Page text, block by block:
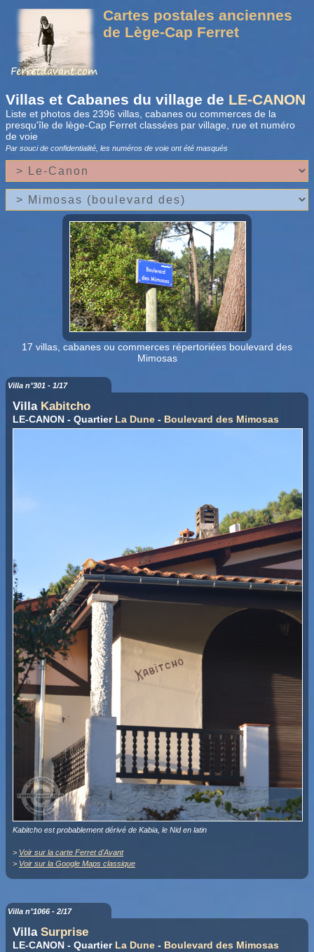
Cartes postales anciennes
de Lège-Cap Ferret
Villas et Cabanes du village de LE-CANON
Liste et photos des 2396 villas, cabanes ou commerces de la
presqu'île de lège-Cap Ferret classées par village, rue et numéro
de voie
Par souci de confidentialité, les numéros de voie ont été masqués
17 villas, cabanes ou commerces répertoriées boulevard des
Mimosas
Villa n°301 - 1/17
Villa Kabitcho
LE-CANON - Quartier La Dune - Boulevard des Mimosas
Kabitcho est probablement dérivé de Kabia, le Nid en latin
> Voir sur la carte Ferret d'Avant
> Voir sur la Google Maps classique
Villa n°1066 - 2/17
Villa Surprise
LE-CANON - Quartier La Dune - Boulevard des Mimosas